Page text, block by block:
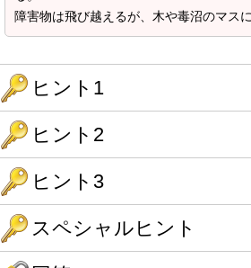
障害物は飛び越えるが、木や毒沼のマス
ヒント1
ヒント2
ヒント3
スペシャルヒント